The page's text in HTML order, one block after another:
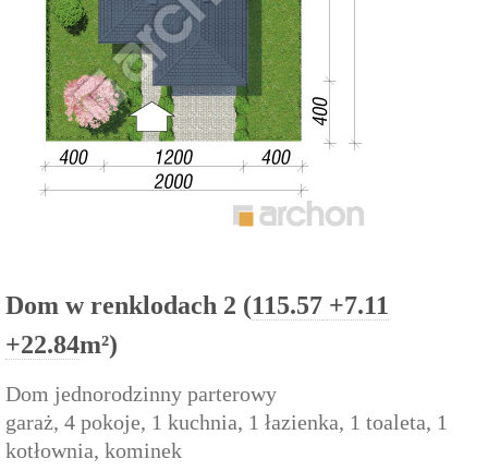
Dom w renklodach 2 (115.57 +7.11
+22.84m²)
Dom jednorodzinny parterowy
garaż, 4 pokoje, 1 kuchnia, 1 łazienka, 1 toaleta, 1
kotłownia, kominek